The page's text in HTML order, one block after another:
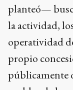
planteó—
la actividad,
operatividad
propio
públicamente